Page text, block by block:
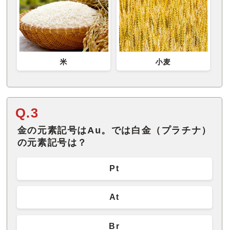
米 小麦
Q.3
金の元素記号はAu。では白金（プラチナ）
の元素記号は？
Pt
At
Br